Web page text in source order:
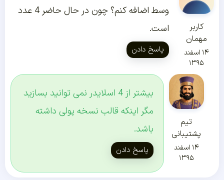
کاربر
مهمان
۱۴ اسفند
۱۳۹۵
وسط اضافه کنم؟ چون در حال حاضر 4 عدد
است.
پاسخ دادن
تیم
پشتیبانی
۱۴ اسفند
۱۳۹۵
بیشتر از 4 اسلایدر نمی توانید بسازید
مگر اینکه قالب نسخه پولی داشته
باشد.
پاسخ دادن